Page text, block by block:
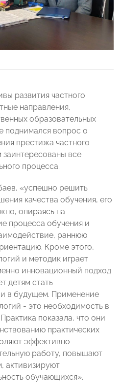
развития частного
направления,
образовательных
поднимался вопрос о
престижа частного
все
процесса.
«успешно решить
качества обучения, его
опираясь на
процесса обучения и
раннюю
Кроме этого,
и методик играет
инновационный подход
детям стать
в будущем. Применение
- это необходимость в
показала, что они
практических
эффективно
работу, повышают
активизируют
обучающихся».